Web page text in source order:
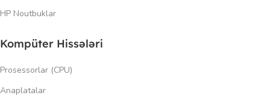
HP Noutbuklar
Kompüter Hissələri
Prosessorlar (CPU)
Anaplatalar